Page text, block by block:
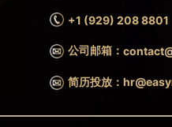
+1 (929) 208 8801
公司邮箱：
简历投放：